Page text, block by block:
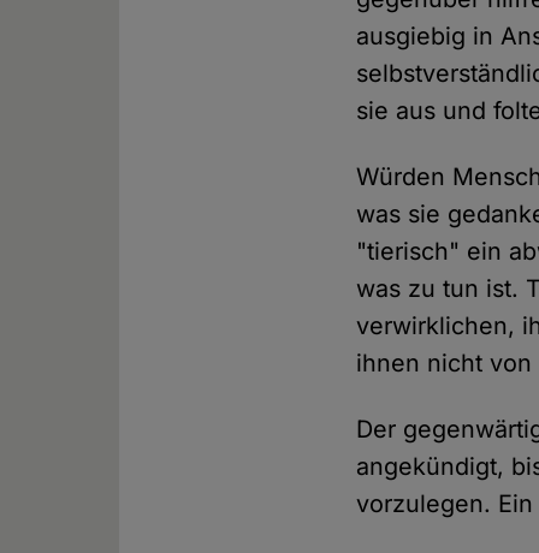
ausgiebig in
sie aus und
Würden
was sie
"tierisch" ein
was zu tun ist.
verwirklichen,
ihnen nicht von
Der
angekündigt,
vorzulegen.